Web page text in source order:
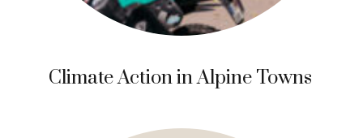
Climate Action in Alpine Towns